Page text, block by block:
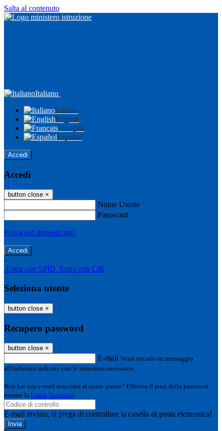
Salta al contenuto
Italiano
Italiano
English
Français
Español
Accedi
Accedi
button close ×
Nome Utente
Password
Password dimenticata?
-
Entra con SPID Entra con CIE
Seleziona utente
button close ×
Recupero password
button close ×
E-mail Verrà inviato un messaggio
all'indirizzo indicato con le istruzioni necessarie.
Non hai una e-mail associata al nome utente? Effettua il reset della password
tramite la Login Spaggiari
E-mail inviata, si prega di controllare la casella di posta elettronica!